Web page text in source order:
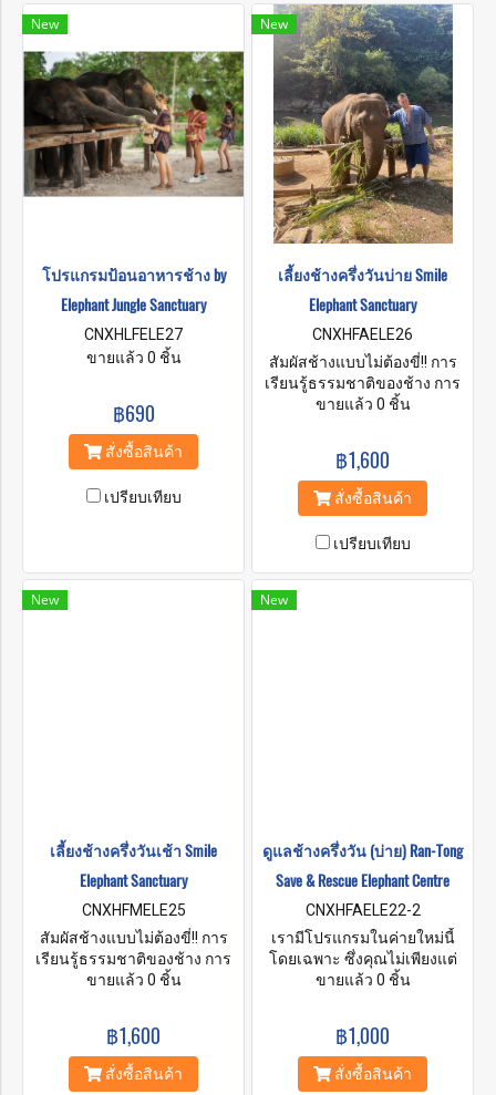
New
โปรแกรมป้อนอาหารช้าง by
Elephant Jungle Sanctuary
CNXHLFELE27
ขายแล้ว 0 ชิ้น
฿690
สั่งซื้อสินค้า
เปรียบเทียบ
New
เลี้ยงช้างครึ่งวันบ่าย Smile
Elephant Sanctuary
CNXHFAELE26
สัมผัสช้างแบบไม่ต้องขี่!! การ
เรียนรู้ธรรมชาติของช้าง การ
ดูแล โต้ตอบ ให้อาหาร อาบน้ำ
เป็นโครงการท่องเที่ยวเชิง
อนุรักษ์ที่มีจริยธรรมและยั่งยืน
ตั้งอยู่ในแม่น้ำแม่แตง เชียงใหม่
ระหว่างคนไทยดั้งเดิมที่เป็นผู้
ดูแลช้างมานานหลายปีและ
ห่วงใยสุขภาพและคุณภาพชีวิต
ขายแล้ว 0 ชิ้น
฿1,600
สั่งซื้อสินค้า
เปรียบเทียบ
New
เลี้ยงช้างครึ่งวันเช้า Smile
Elephant Sanctuary
CNXHFMELE25
สัมผัสช้างแบบไม่ต้องขี่!! การ
เรียนรู้ธรรมชาติของช้าง การ
ดูแล โต้ตอบ ให้อาหาร อาบน้ำ
เป็นโครงการท่องเที่ยวเชิง
อนุรักษ์ที่มีจริยธรรมและยั่งยืน
ตั้งอยู่ในแม่น้ำแม่แตง เชียงใหม่
ขายแล้ว 0 ชิ้น
฿1,600
สั่งซื้อสินค้า
New
ดูแลช้างครึ่งวัน (บ่าย) Ran-Tong
Save & Rescue Elephant Centre
CNXHFAELE22-2
เรามีโปรแกรมในค่ายใหม่นี้
โดยเฉพาะ ซึ่งคุณไม่เพียงแต่
เล่นกับพวกเขาเท่านั้น แต่คุณ
การดูแลพวกเขาด้วย คุณจะขี่
พวกมันไม่ได้! แต่คุณจะได้รับ
ความเข้าใจและเชื่อมโยงกับ
ขายแล้ว 0 ชิ้น
฿1,000
สั่งซื้อสินค้า